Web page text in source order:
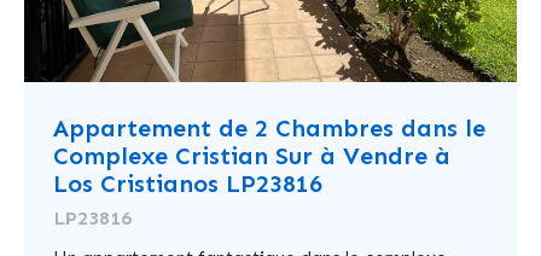
Appartement de 2 Chambres dans le
Complexe Cristian Sur à Vendre à
Los Cristianos LP23816
LP23816